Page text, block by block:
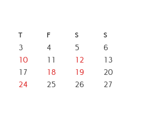
T F S S
3 4 5
6
10 11 12
13
17 18 19
20
24 25 26
27